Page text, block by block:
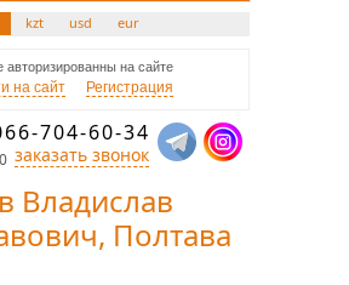
авторизированны на сайте
на сайт Регистрация
704-60-34
заказать звонок
kzt usd eur
Владислав
Полтава